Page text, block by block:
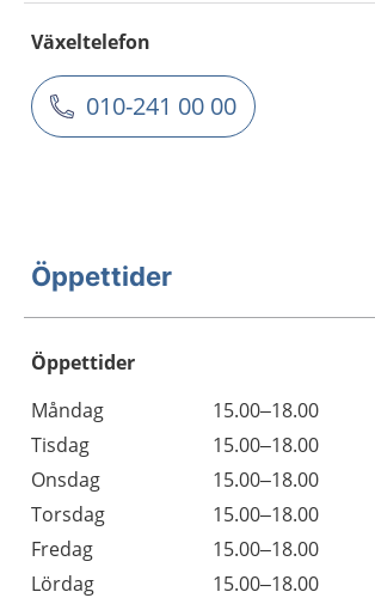
Växeltelefon
010-241 00 00
Öppettider
Öppettider
Dag
Öppettider
Kommentarer
Måndag
15.00–18.00
Tisdag
15.00–18.00
Onsdag
15.00–18.00
Torsdag
15.00–18.00
Fredag
15.00–18.00
Lördag
15.00–18.00